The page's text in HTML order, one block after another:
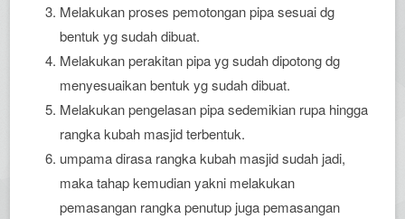
Melakukan proses pemotongan pipa sesuai dg
bentuk yg sudah dibuat.
Melakukan perakitan pipa yg sudah dipotong dg
menyesuaikan bentuk yg sudah dibuat.
Melakukan pengelasan pipa sedemikian rupa hingga
rangka kubah masjid terbentuk.
umpama dirasa rangka kubah masjid sudah jadi,
maka tahap kemudian yakni melakukan
pemasangan rangka penutup juga pemasangan